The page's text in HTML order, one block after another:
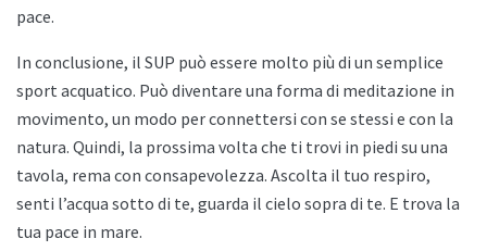
pace.
In conclusione, il SUP può essere molto più di un semplice
sport acquatico. Può diventare una forma di meditazione in
movimento, un modo per connettersi con se stessi e con la
natura. Quindi, la prossima volta che ti trovi in piedi su una
tavola, rema con consapevolezza. Ascolta il tuo respiro,
senti l’acqua sotto di te, guarda il cielo sopra di te. E trova la
tua pace in mare.